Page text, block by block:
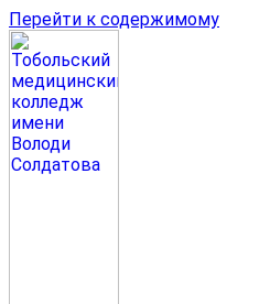
Перейти к содержимому